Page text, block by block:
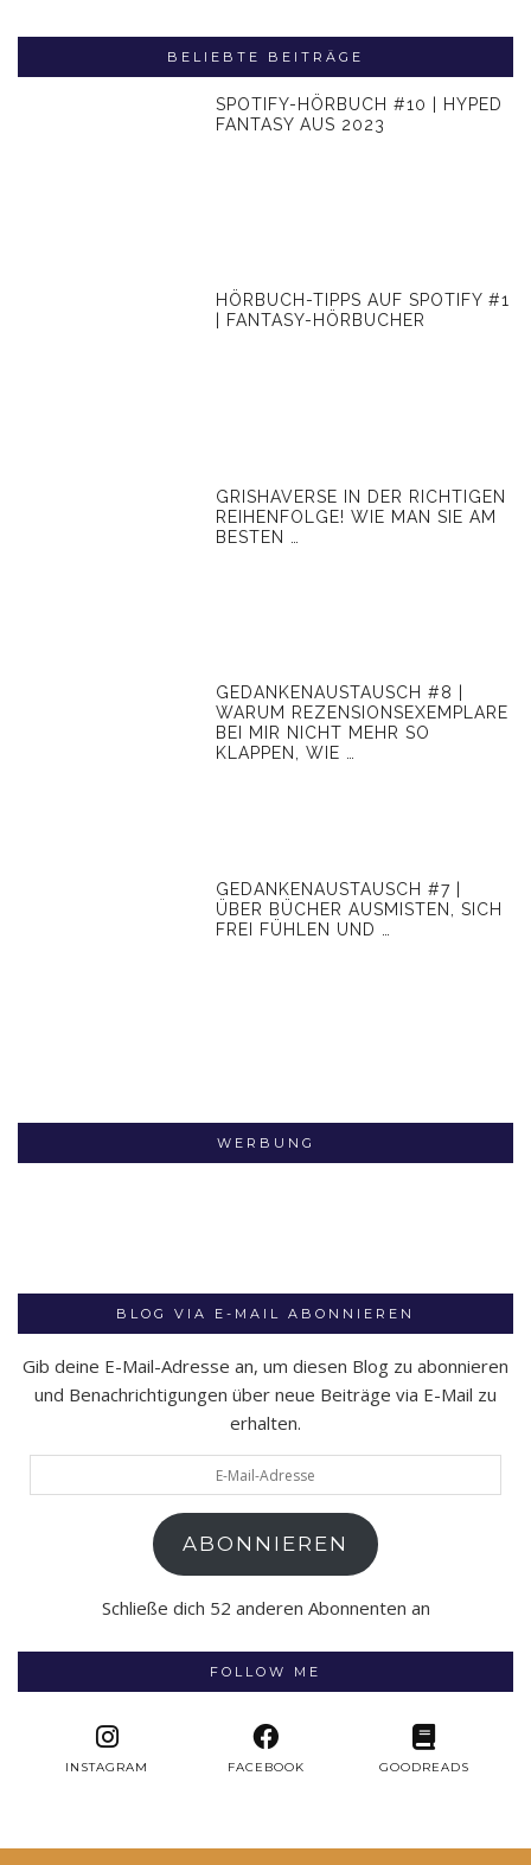
BELIEBTE BEITRÄGE
SPOTIFY-HÖRBUCH #10 | HYPED
FANTASY AUS 2023
HÖRBUCH-TIPPS AUF SPOTIFY #1
| FANTASY-HÖRBUCHER
GRISHAVERSE IN DER RICHTIGEN
REIHENFOLGE! WIE MAN SIE AM
BESTEN …
GEDANKENAUSTAUSCH #8 |
WARUM REZENSIONSEXEMPLARE
BEI MIR NICHT MEHR SO
KLAPPEN, WIE …
GEDANKENAUSTAUSCH #7 |
ÜBER BÜCHER AUSMISTEN, SICH
FREI FÜHLEN UND …
WERBUNG
BLOG VIA E-MAIL ABONNIEREN
Gib deine E-Mail-Adresse an, um diesen Blog zu abonnieren
und Benachrichtigungen über neue Beiträge via E-Mail zu
erhalten.
Mail-
ABONNIEREN
Schließe dich 52 anderen Abonnenten an
FOLLOW ME
INSTAGRAM FACEBOOK GOODREADS